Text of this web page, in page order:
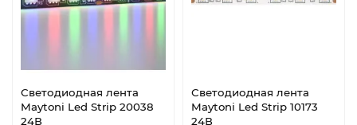
Светодиодная лента
Maytoni Led Strip 20038
24В
Светодиодная лента
Maytoni Led Strip 10173
24В